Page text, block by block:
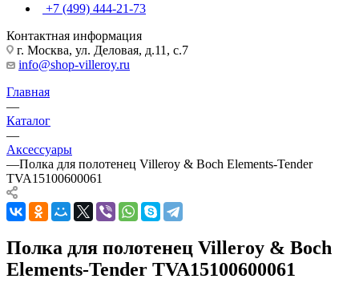
+7 (499) 444-21-73
Контактная информация
г. Москва, ул. Деловая, д.11, с.7
info@shop-villeroy.ru
Главная
—
Каталог
—
Аксессуары
—Полка для полотенец Villeroy & Boch Elements-Tender
TVA15100600061
Полка для полотенец Villeroy & Boch
Elements-Tender TVA15100600061